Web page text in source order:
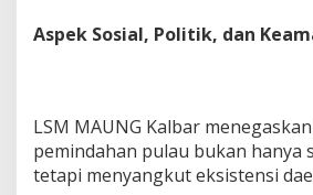
Aspek Sosial, Politik, dan
LSM MAUNG Kalbar
pemindahan pulau bukan hanya
tetapi menyangkut eksistensi